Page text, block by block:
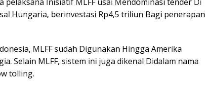
Hungaria, berinvestasi Rp4,5 triliun Bagi penerapan
MLFF sudah Digunakan Hingga Amerika
Selain MLFF, sistem ini juga dikenal Didalam nama
tolling.